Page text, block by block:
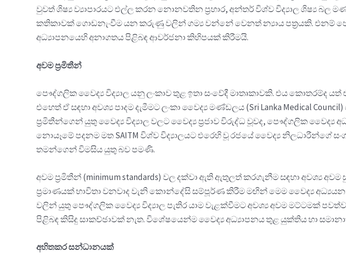
වුවත් ශිෂ්‍ය ව්‍යාපාරයට එල්ල කරන නොනවතින ප්‍රහාර, අන්තර් විශ්ව විද්‍යාල ශිෂ්‍ය
කතිකාවක් ගොඩනැංවීම යන කරුණු වලින් ගම්‍ය වන්නේ වෙනත් න්‍යාය පත්‍රයකි.
අධ්‍යාපනයෙහි අනාගතය පිළිබඳ ආවර්ජනා කිහිපයක් කිරීමයි.
අවම ප්‍රමිතීන්
පෞද්ගලික වෛද්‍ය විද්‍යාල යනු ලංකාව තුළ ඉතා සංවේදී මාතෘකාවකි. එය කොතරම්ද
එහෙත් ඒ සඳහා අවශ්‍ය පාදම දැමීමට ලංකා වෛද්‍ය මණ්ඩලය (Sri Lanka Medical
ප්‍රමිතීන්ගෙන් යුතු වෛද්‍ය විද්‍යාල වලට වෛද්‍ය ප්‍රජාව විරුද්ධ වූවද, පෞද්ගලික වෛද්‍ය
නොයෑමේ පදනම මත SAITM විශ්ව විද්‍යාලයට එරෙහි වූ රජයේ වෛද්‍ය නිලධාරීන්ගේ
තමන්ගෙන් විමසිය යුතු බව පමණි.
අවම ප්‍රමිතීන් (minimum standards) වල දක්වා ඇති ඇතුලත් කරගැනීම සඳහා අවශ්‍ය
ප්‍රමාණයක් භාවිතා වනවාද වැනි කොන්දේසි සම්පූර්ණ කිරීම මඟින් මෙම වෛද්‍ය
වලින් යුතු පෞද්ගලික වෛද්‍ය විද්‍යාල පැතිර යාම වැළක්වීමට අවශ්‍ය අවම මට්ටමක්
පිළිබඳ කිසිදු සාකච්ඡාවක් නැත. විශේෂයෙන්ම වෛද්‍ය අධ්‍යාපනය තුළ යුක්තිය හා
අහිතකර සන්ධානයක්